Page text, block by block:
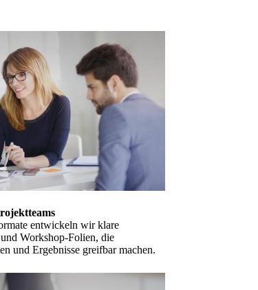
entwickeln wir klare
Workshop-Folien, die
und Ergebnisse greifbar machen.